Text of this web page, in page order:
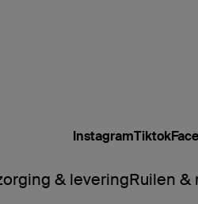
& leveringRuilen &
InstagramTiktok